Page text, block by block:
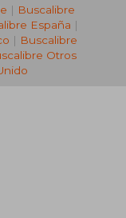
| Buscalibre
España |
| Buscalibre
Otros